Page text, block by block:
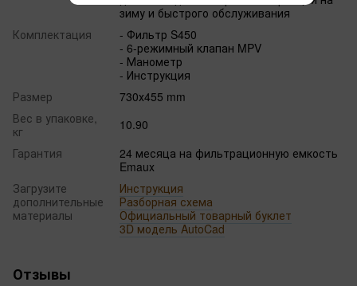
зиму и быстрого обслуживания
Комплектация
- Фильтр S450
- 6-режимный клапан MPV
- Манометр
- Инструкция
Размер
730х455 mm
Вес в упаковке,
кг
10.90
Гарантия
24 месяца на фильтрационную емкость
Emaux
Загрузите
дополнительные
материалы
Инструкция
Разборная схема
Официальный товарный буклет
3D модель AutoCad
Отзывы